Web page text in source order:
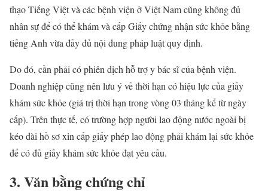
thạo Tiếng Việt và các bệnh viện ở Việt Nam cũng không đủ
nhân sự để có thể khám và cấp Giấy chứng nhận sức khỏe bằng
tiếng Anh vừa đầy đủ nội dung pháp luật quy định.
Do đó, cần phải có phiên dịch hỗ trợ y bác sĩ của bệnh viện.
Doanh nghiệp cũng nên lưu ý về thời hạn có hiệu lực của giấy
khám sức khỏe (giá trị thời hạn trong vòng 03 tháng kể từ ngày
cấp). Trên thực tế, có trường hợp người lao động nước ngoài bị
kéo dài hồ sơ xin cấp giấy phép lao động phải khám lại sức khỏe
để có đủ giấy khám sức khỏe đạt yêu cầu.
3. Văn bằng chứng chỉ